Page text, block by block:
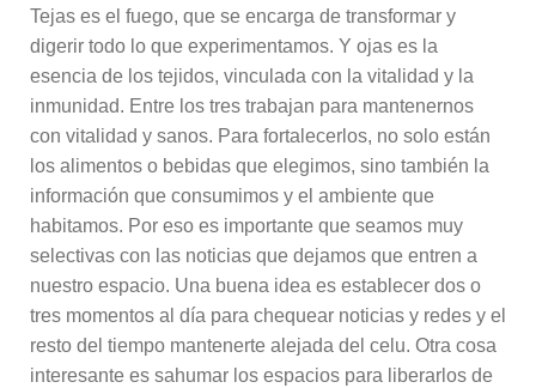
Tejas es el fuego, que se encarga de transformar y
digerir todo lo que experimentamos. Y ojas es la
esencia de los tejidos, vinculada con la vitalidad y la
inmunidad. Entre los tres trabajan para mantenernos
con vitalidad y sanos. Para fortalecerlos, no solo están
los alimentos o bebidas que elegimos, sino también la
información que consumimos y el ambiente que
habitamos. Por eso es importante que seamos muy
selectivas con las noticias que dejamos que entren a
nuestro espacio. Una buena idea es establecer dos o
tres momentos al día para chequear noticias y redes y el
resto del tiempo mantenerte alejada del celu. Otra cosa
interesante es sahumar los espacios para liberarlos de